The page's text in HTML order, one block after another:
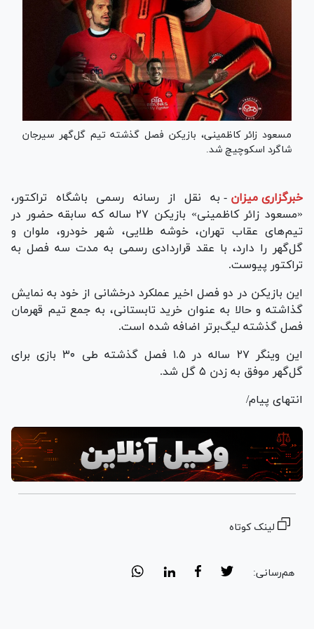
مسعود زائر کاظمینی، بازیکن فصل گذشته تیم گل‌گهر سیرجان
شاگرد اسکوچیچ شد.
خبرگزاری میزان - به نقل از رسانه رسمی باشگاه تراکتور،
«مسعود زائر کاظمینی» بازیکن ۲۷ ساله که سابقه حضور در
تیم‌های عقاب تهران، خوشه طلایی، شهر خودرو، ملوان و
گل‌گهر را دارد، با عقد قراردادی رسمی به مدت سه فصل به
تراکتور پیوست.
این بازیکن در دو فصل اخیر عملکرد درخشانی از خود به نمایش
گذاشته و حالا به عنوان خرید تابستانی، به جمع تیم قهرمان
فصل گذشته لیگ‌برتر اضافه شده است.
این وینگر ۲۷ ساله در ۱.۵ فصل گذشته طی ۳۰ بازی برای
گل‌گهر موفق به زدن ۵ گل شد.
انتهای پیام/
لینک کوتاه
هم‌رسانی: